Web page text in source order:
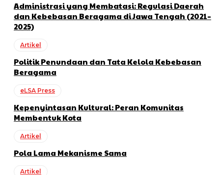
Administrasi yang Membatasi: Regulasi Daerah
dan Kebebasan Beragama di Jawa Tengah (2021–
2025)
Artikel
Politik Penundaan dan Tata Kelola Kebebasan
Beragama
eLSA Press
Kepenyintasan Kultural: Peran Komunitas
Membentuk Kota
Artikel
Pola Lama Mekanisme Sama
Artikel